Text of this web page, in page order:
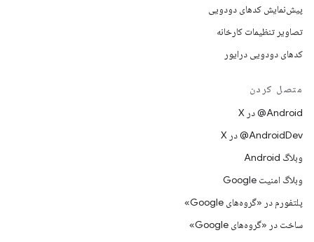
پیش‌نمایش کدهای دودویی
تصاویر تنظیمات کارخانه
کدهای دودویی درایور
متصل کردن
‫‎@Android در X
‫‎@AndroidDev در X
وبلاگ Android
وبلاگ امنیت Google
پلتفورم در «گروه‌های Google»
ساخت در «گروه‌های Google»